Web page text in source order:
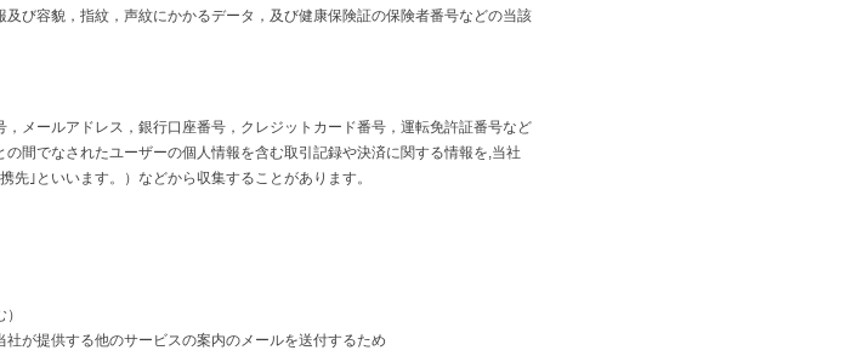
び容貌，指紋，声紋にかかるデータ，及び健康保険証の保険者番号などの当該
メールアドレス，銀行口座番号，クレジットカード番号，運転免許証番号など
間でなされたユーザーの個人情報を含む取引記録や決済に関する情報を,当社
｣といいます。）などから収集することがあります。
が提供する他のサービスの案内のメールを送付するため